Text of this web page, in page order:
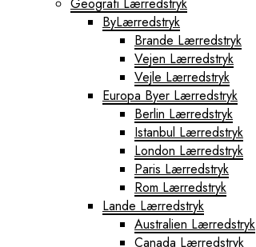
ByLærredstryk
Brande Lærredstryk
Vejen Lærredstryk
Vejle Lærredstryk
Europa Byer Lærredstryk
Berlin Lærredstryk
Istanbul Lærredstryk
London Lærredstryk
Paris Lærredstryk
Rom Lærredstryk
Lande Lærredstryk
Australien Lærredstryk
Canada Lærredstryk